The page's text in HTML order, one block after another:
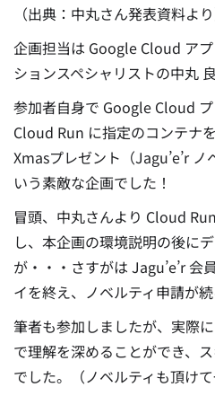
（出典：中丸さん発表資料より
企画担当は Google Cloud ア
ションスペシャリストの中丸 良
参加者自身で Google Cloud プ
Cloud Run に指定のコンテナ
Xmasプレゼント（Jagu’e’r ノ
いう素敵な企画でした！
冒頭、中丸さんより Cloud
し、本企画の環境説明の後に
が・・・さすがは Jagu’e’r 会
イを終え、ノベルティ申請が続
筆者も参加しましたが、実際
で理解を深めることができ、
でした。（ノベルティも頂けて